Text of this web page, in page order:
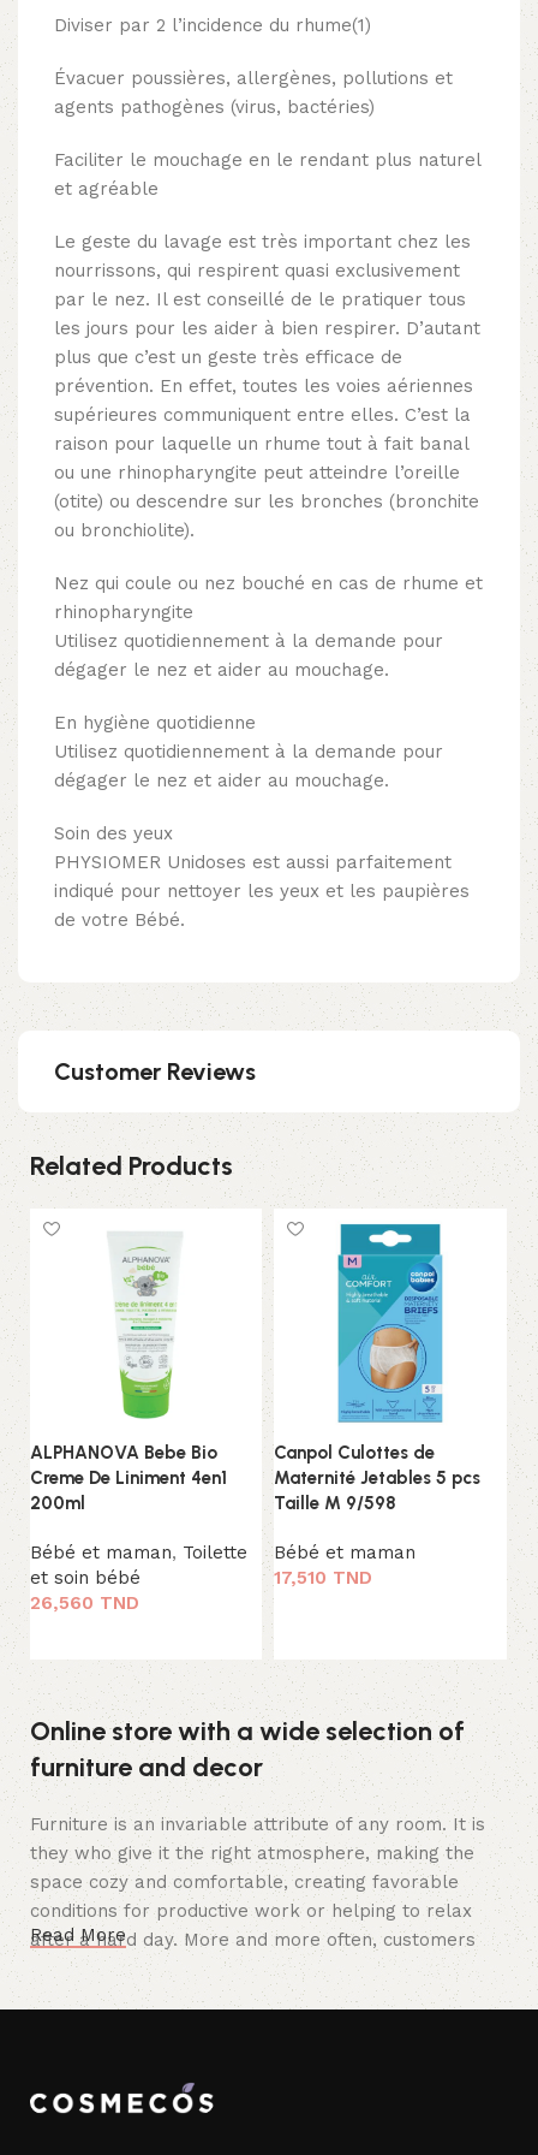
Diviser par 2 l’incidence du rhume(1)
Évacuer poussières, allergènes, pollutions et
agents pathogènes (virus, bactéries)
Faciliter le mouchage en le rendant plus naturel
et agréable
Le geste du lavage est très important chez les
nourrissons, qui respirent quasi exclusivement
par le nez. Il est conseillé de le pratiquer tous
les jours pour les aider à bien respirer. D’autant
plus que c’est un geste très efficace de
prévention. En effet, toutes les voies aériennes
supérieures communiquent entre elles. C’est la
raison pour laquelle un rhume tout à fait banal
ou une rhinopharyngite peut atteindre l’oreille
(otite) ou descendre sur les bronches (bronchite
ou bronchiolite).
Nez qui coule ou nez bouché en cas de rhume et
rhinopharyngite
Utilisez quotidiennement à la demande pour
dégager le nez et aider au mouchage.
En hygiène quotidienne
Utilisez quotidiennement à la demande pour
dégager le nez et aider au mouchage.
Soin des yeux
PHYSIOMER Unidoses est aussi parfaitement
indiqué pour nettoyer les yeux et les paupières
de votre Bébé.
Customer Reviews
Related Products
ALPHANOVA Bebe Bio
Creme De Liniment 4en1
200ml
Bébé et maman, Toilette
et soin bébé
26,560 TND
Canpol Culottes de
Maternité Jetables 5 pcs
Taille M 9/598
Bébé et maman
17,510 TND
Online store with a wide selection of
furniture and decor
Furniture is an invariable attribute of any room. It is
they who give it the right atmosphere, making the
space cozy and comfortable, creating favorable
conditions for productive work or helping to relax
after a hard day. More and more often, customers
want to place an order in an online store, when you
can sit down at the computer in your free time,
catalog of furniture: both home and office furniture
are available.
Read More